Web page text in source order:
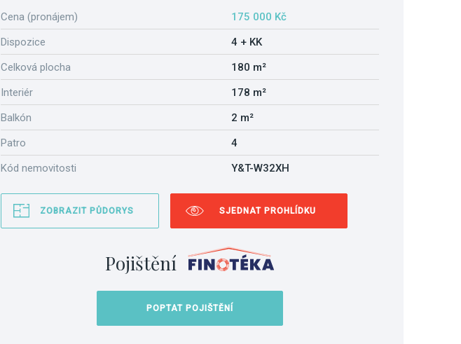
Cena (pronájem)
175 000 Kč
Dispozice
4 + KK
Celková plocha
180 m²
Interiér
178 m²
Balkón
2 m²
Patro
4
Kód nemovitosti
Y&T-W32XH
ZOBRAZIT PŮDORYS SJEDNAT PROHLÍDKU
Pojištění
POPTAT POJIŠTĚNÍ